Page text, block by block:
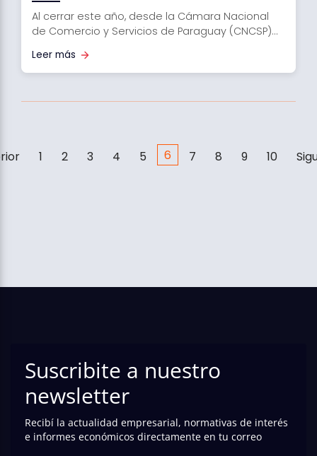
Al cerrar este año, desde la Cámara Nacional
de Comercio y Servicios de Paraguay (CNCSP)...
Leer más
1 2 3 4 5 6 7 8 9 10
Suscribite a nuestro
newsletter
Recibí la actualidad empresarial, normativas de interés
e informes económicos directamente en tu correo